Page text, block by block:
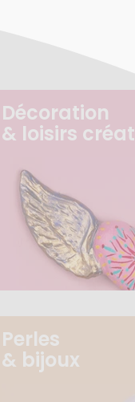
Décoration
& loisirs
Perles
& bijoux